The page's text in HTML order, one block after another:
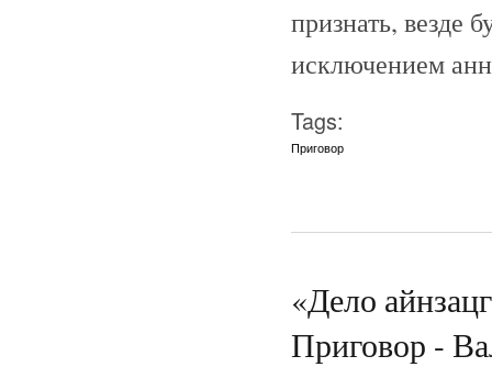
признать, везде
исключением
Tags:
Приговор
«Дело
Приговор -